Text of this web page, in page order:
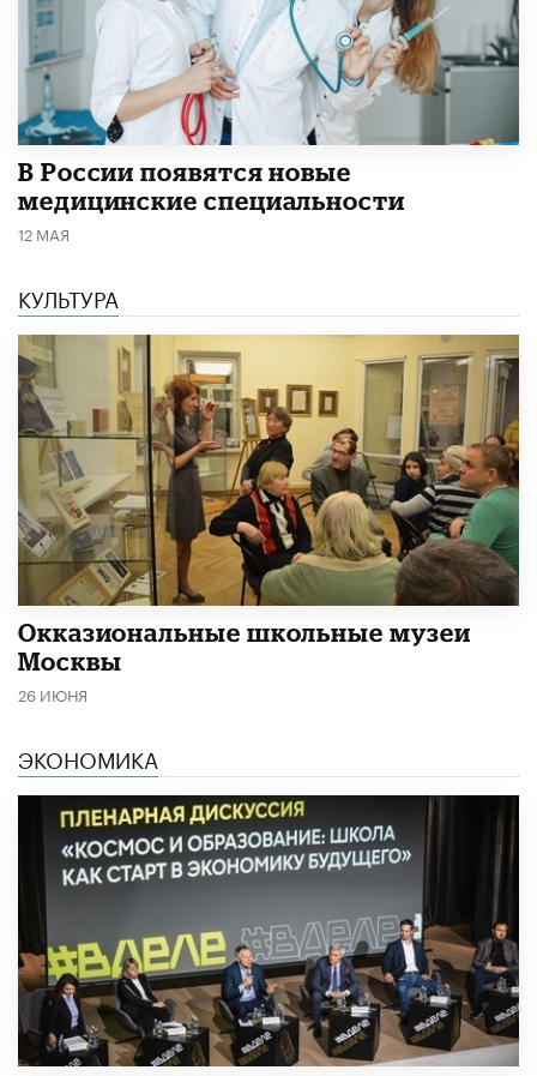
В России появятся новые
медицинские специальности
12 МАЯ
КУЛЬТУРА
​Окказиональные школьные музеи
Москвы
26 ИЮНЯ
ЭКОНОМИКА